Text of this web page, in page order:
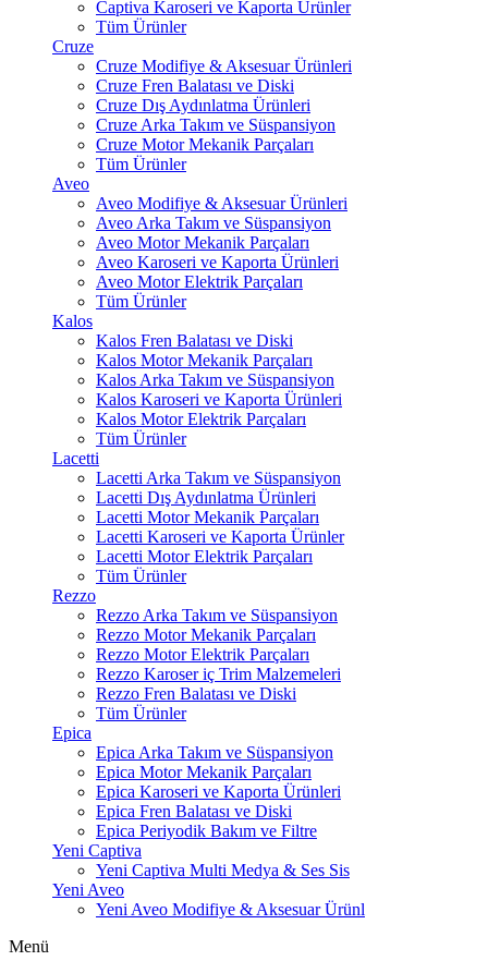
Captiva Karoseri ve Kaporta Ürünler
Tüm Ürünler
Cruze
Cruze Modifiye & Aksesuar Ürünleri
Cruze Fren Balatası ve Diski
Cruze Dış Aydınlatma Ürünleri
Cruze Arka Takım ve Süspansiyon
Cruze Motor Mekanik Parçaları
Tüm Ürünler
Aveo
Aveo Modifiye & Aksesuar Ürünleri
Aveo Arka Takım ve Süspansiyon
Aveo Motor Mekanik Parçaları
Aveo Karoseri ve Kaporta Ürünleri
Aveo Motor Elektrik Parçaları
Tüm Ürünler
Kalos
Kalos Fren Balatası ve Diski
Kalos Motor Mekanik Parçaları
Kalos Arka Takım ve Süspansiyon
Kalos Karoseri ve Kaporta Ürünleri
Kalos Motor Elektrik Parçaları
Tüm Ürünler
Lacetti
Lacetti Arka Takım ve Süspansiyon
Lacetti Dış Aydınlatma Ürünleri
Lacetti Motor Mekanik Parçaları
Lacetti Karoseri ve Kaporta Ürünler
Lacetti Motor Elektrik Parçaları
Tüm Ürünler
Rezzo
Rezzo Arka Takım ve Süspansiyon
Rezzo Motor Mekanik Parçaları
Rezzo Motor Elektrik Parçaları
Rezzo Karoser iç Trim Malzemeleri
Rezzo Fren Balatası ve Diski
Tüm Ürünler
Epica
Epica Arka Takım ve Süspansiyon
Epica Motor Mekanik Parçaları
Epica Karoseri ve Kaporta Ürünleri
Epica Fren Balatası ve Diski
Epica Periyodik Bakım ve Filtre
Yeni Captiva
Yeni Captiva Multi Medya & Ses Sis
Yeni Aveo
Yeni Aveo Modifiye & Aksesuar Ürünl
Menü